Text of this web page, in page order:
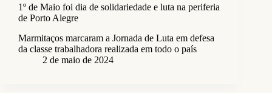
1º de Maio foi dia de solidariedade e luta na periferia
de Porto Alegre
Marmitaços marcaram a Jornada de Luta em defesa
da classe trabalhadora realizada em todo o país
2 de maio de 2024